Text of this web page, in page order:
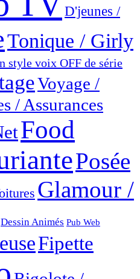
D'jeunes /
Tonique / Girly
style voix OFF de série
Voyage /
/ Assurances
Food
Posée
Glamour /
Dessin Animés Pub Web
Fipette